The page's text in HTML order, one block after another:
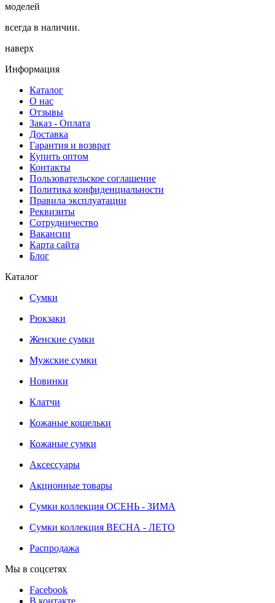
моделей
всегда в наличии.
наверх
Информация
Каталог
О нас
Отзывы
Заказ - Оплата
Доставка
Гарантия и возврат
Купить оптом
Контакты
Пользовательское соглашение
Политика конфиденциальности
Правила эксплуатации
Реквизиты
Сотрудничество
Вакансии
Карта сайта
Блог
Каталог
Сумки
Рюкзаки
Женские сумки
Мужские сумки
Новинки
Клатчи
Кожаные кошельки
Кожаные сумки
Аксессуары
Акционные товары
Сумки коллекция ОСЕНЬ - ЗИМА
Сумки коллекция ВЕСНА - ЛЕТО
Распродажа
Мы в соцсетях
Facebook
В контакте